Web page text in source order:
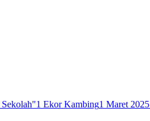
1 Ekor Kambing1 Maret 2025